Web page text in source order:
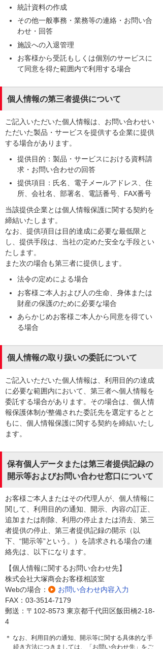
統計資料の作成
その他一般事務・業務等の連絡・お問い合
わせ・回答
施設への入退管理
お客様から受託もしくは個別のサービスに
て同意を得た範囲内で利用する場合
個人情報の第三者提供について
ご記入いただいた個人情報は、お問い合わせい
ただいた製品・サービスを提供する企業に提供
する場合があります。
提供目的：製品・サービスにおける資料請
求・お問い合わせの回答
提供項目：氏名、電子メールアドレス、住
所、会社名、部署名、電話番号、FAX番号
当該提供企業とは個人情報保護に関する契約を
締結いたします。
なお、提供項目は目的達成に必要な最低限と
し、提供手段は、当社の定めた安全な手段とい
たします。
また次の場合も第三者に提供します。
法令の定めによる場合
お客様ご本人および人の生命、身体または
財産の保護のために必要な場合
あらかじめお客様ご本人から同意を得てい
る場合
個人情報の取り扱いの委託について
ご記入いただいた個人情報は、利用目的の達成
に必要な範囲内において、第三者へ個人情報を
委託する場合があります。その場合は、個人情
報保護体制が整備された委託先を選定するとと
もに、個人情報保護に関する契約を締結いたし
ます。
保有個人データまたは第三者提供記録の
開示等およびお問い合わせ窓口について
お客様ご本人またはその代理人が、個人情報に
関して、利用目的の通知、開示、内容の訂正、
追加または削除、利用の停止または消去、第三
者提供の停止、第三者提供記録の開示（以
下、“開示等”という。）を請求される場合の連
絡先は、以下になります。
【個人情報に関するお問い合わせ先】
株式会社大塚商会お客様相談室
Webの場合：
お問い合わせ内容入力
FAX：03-3514-7179
郵送：〒102-8573 東京都千代田区飯田橋2-18-
4
＊ なお、利用目的の通知、開示等に関する具体的な手
続き方法につきましては、「お問い合わせ先」をご